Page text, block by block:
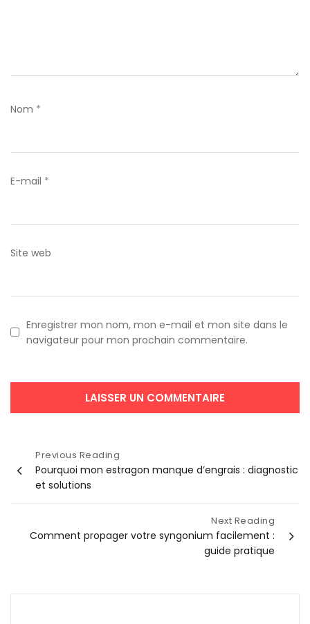
Nom *
E-mail *
Site web
Enregistrer mon nom, mon e-mail et mon site dans le
navigateur pour mon prochain commentaire.
Navigation
de
l’article
Previous Reading
Pourquoi mon estragon manque d’engrais : diagnostic
et solutions
Next Reading
Comment propager votre syngonium facilement :
guide pratique